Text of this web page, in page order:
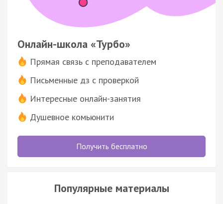
Онлайн-школа «Турбо»
Прямая связь с преподавателем
Письменные дз с проверкой
Интересные онлайн-занятия
Душевное комьюнити
Получить бесплатно
Популярные материалы